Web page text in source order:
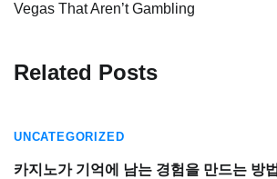
Vegas That Aren’t Gambling
Related Posts
UNCATEGORIZED
카지노가 기억에 남는 경험을 만드는 방법